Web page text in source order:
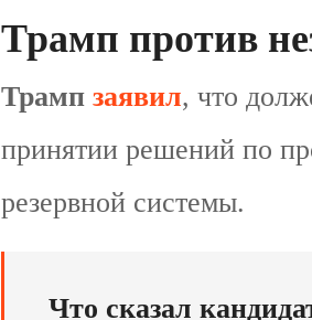
Трамп против
Трамп заявил, что
принятии решений по
резервной системы.
Что сказал